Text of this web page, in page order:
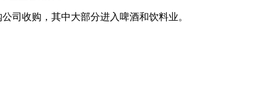
司收购，其中大部分进入啤酒和饮料业。